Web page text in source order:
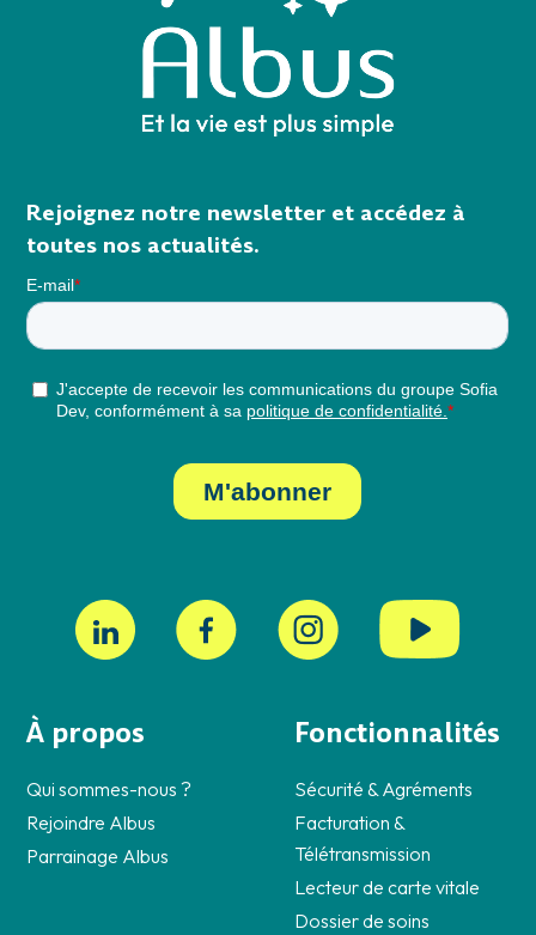
À propos
Qui sommes-nous ?
Rejoindre Albus
Parrainage Albus
Fonctionnalités
Sécurité & Agréments
Facturation &
Télétransmission
Lecteur de carte vitale
Dossier de soins
Rejoignez notre newsletter et accédez à
toutes nos actualités.